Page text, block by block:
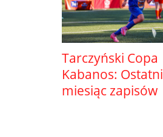
Tarczyński Copa
Kabanos: Ostatni
miesiąc zapisów